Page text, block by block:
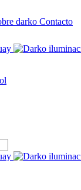
darko Contacto